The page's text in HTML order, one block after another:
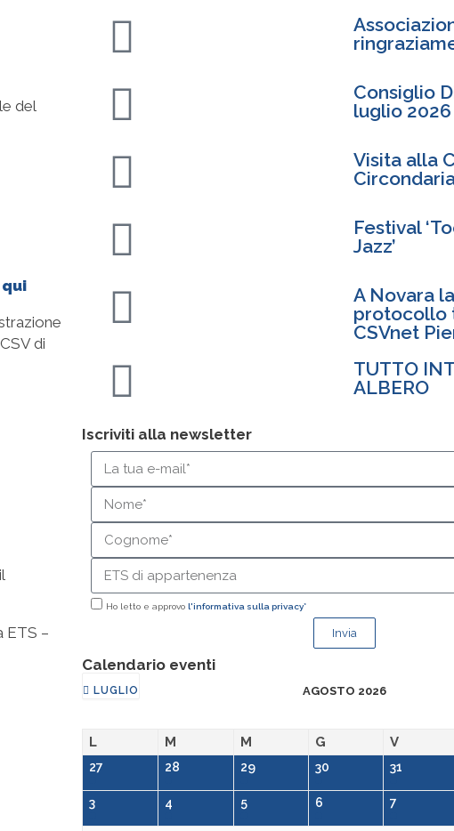
del
di
ETS –
Consiglio
luglio 2026
Visita alla
Festival
Jazz’
A Novara
protocollo
CSVnet
TUTTO
ALBERO
Iscriviti alla newsletter
Ho letto e approvo l'informativa sulla privacy*
Invia
Calendario eventi
LUGLIO AGOSTO 2026
L M M G V
27 28 29 30 31
3 4 5 6 7